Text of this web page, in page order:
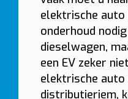
elektrische
onderhoud
dieselwagen,
een EV zeker
elektrische
distributieriem,